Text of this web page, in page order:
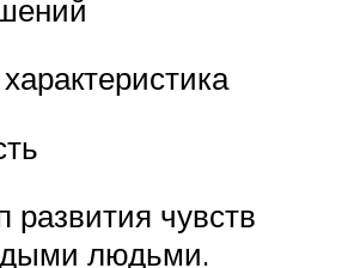
развития чувств
людьми.